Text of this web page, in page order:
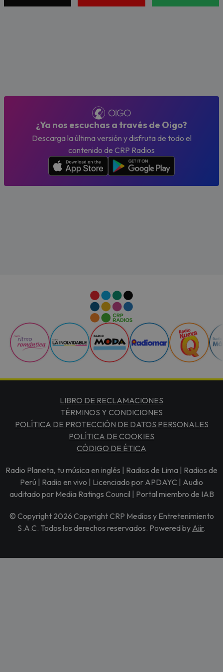
¿Ya nos escuchas a través de Oigo?
Descarga la última versión y disfruta de todo el
contenido de CRP Radios
LIBRO DE RECLAMACIONES
TÉRMINOS Y CONDICIONES
POLÍTICA DE PROTECCIÓN DE DATOS PERSONALES
POLÍTICA DE COOKIES
CÓDIGO DE ÉTICA
Radio Planeta, tu música en inglés | Radios de Lima | Radios de
Perú | Radio en vivo | Licenciado por APDAYC | Audio
auditado por Media Ratings Council | Portal miembro de IAB
© Copyright 2026 Copyright CRP Medios y Entretenimiento
S.A.C. Todos los derechos reservados. Powered by Aiir.